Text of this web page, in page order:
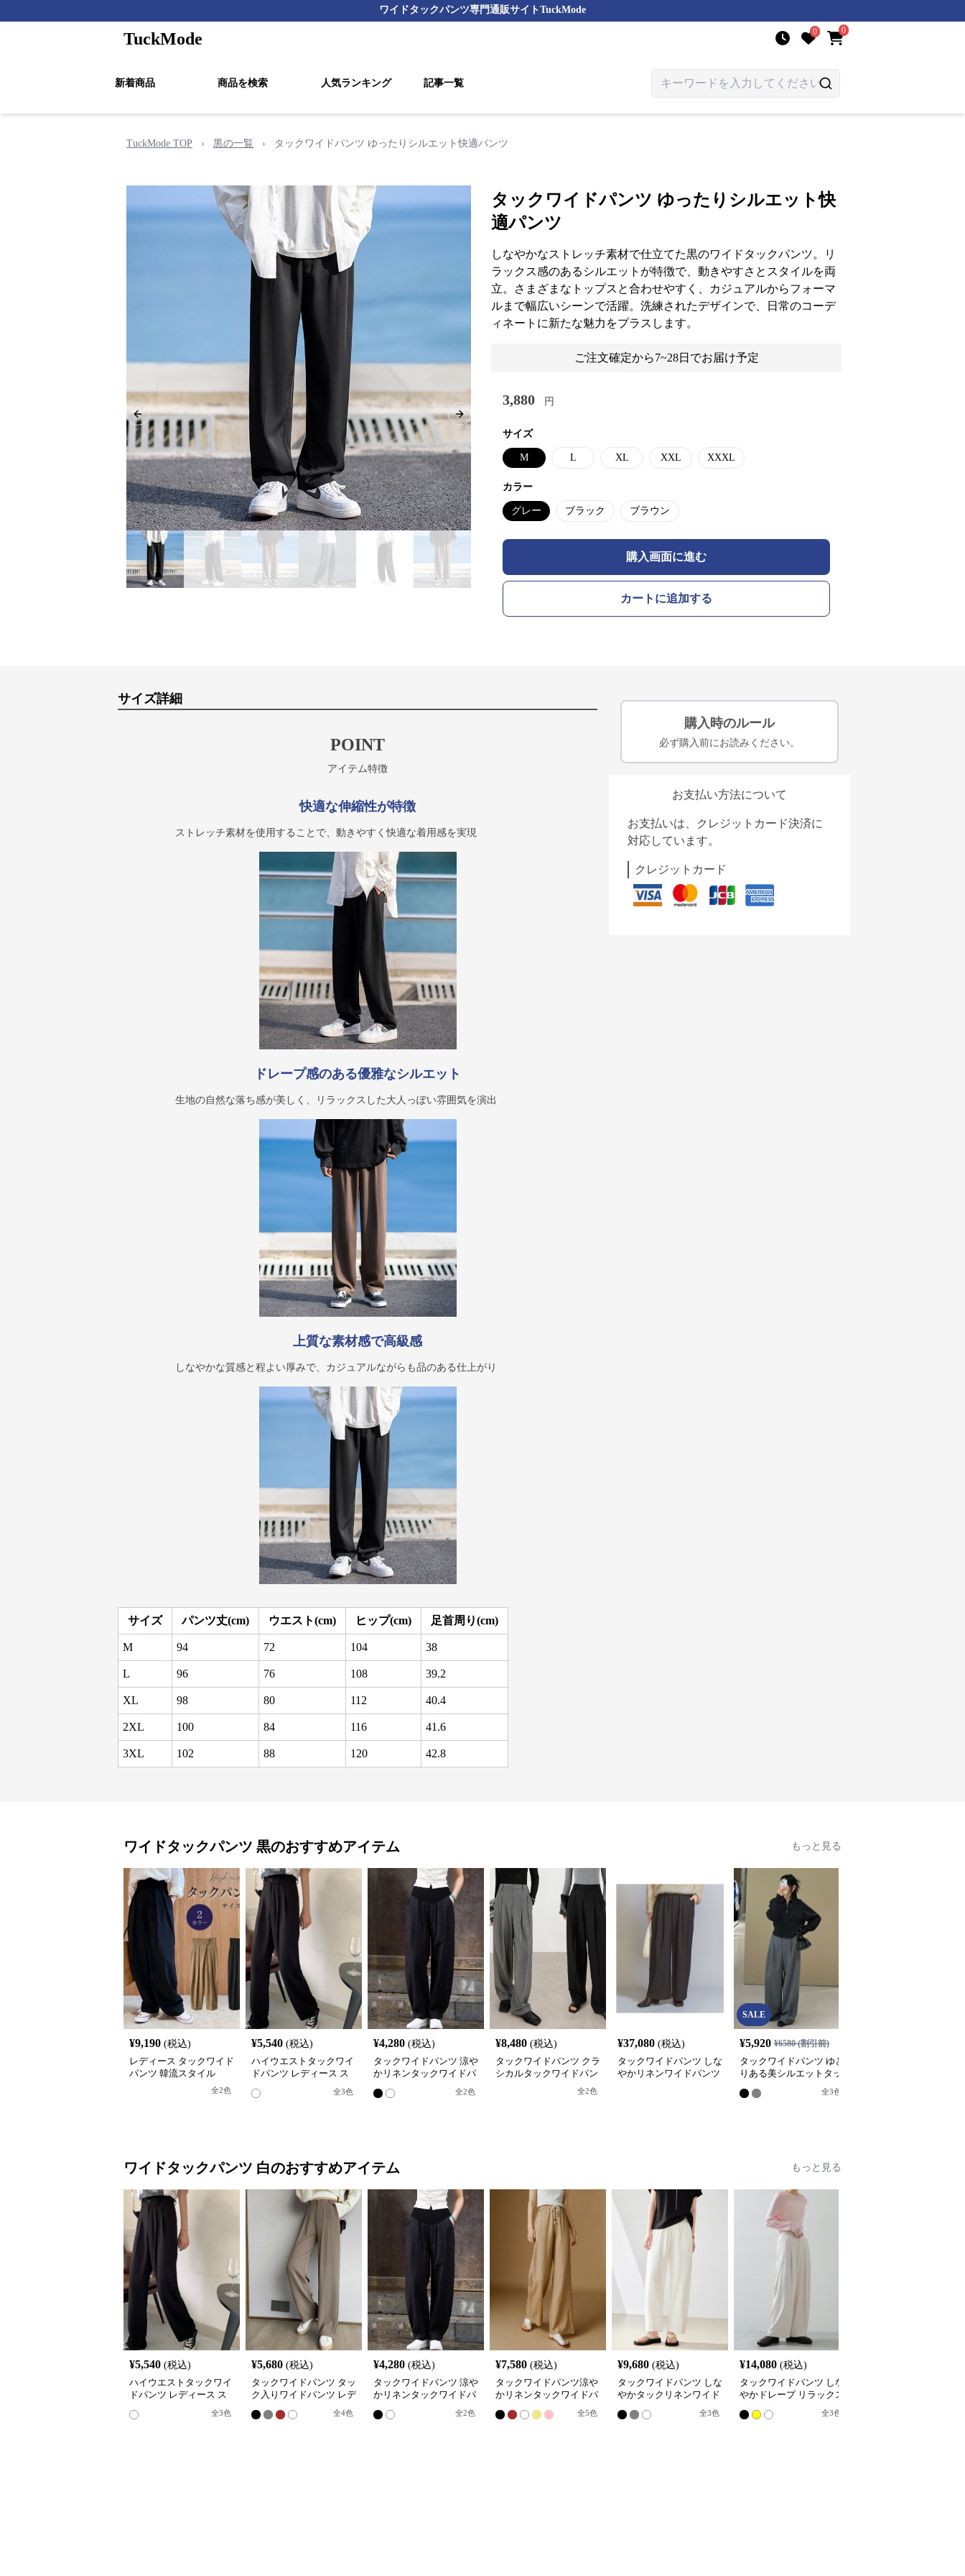
ワイドタックパンツ専門通販サイトTuckMode
TuckMode 0 0
新着商品 商品を検索 人気ランキング 記事一覧
TuckMode TOP › 黒の一覧 › タックワイドパンツ ゆったりシルエット快適パンツ
Previous slide Next slide
タックワイドパンツ ゆったりシルエット快
適パンツ
しなやかなストレッチ素材で仕立てた黒のワイドタックパンツ。リ
ラックス感のあるシルエットが特徴で、動きやすさとスタイルを両
立。さまざまなトップスと合わせやすく、カジュアルからフォーマ
ルまで幅広いシーンで活躍。洗練されたデザインで、日常のコーデ
ィネートに新たな魅力をプラスします。
ご注文確定から7~28日でお届け予定
3,880 円
サイズ
M L XL XXL XXXL
カラー
グレー ブラック ブラウン
購入画面に進む
カートに追加する
サイズ詳細
POINT
アイテム特徴
快適な伸縮性が特徴
ストレッチ素材を使用することで、動きやすく快適な着用感を実現
ドレープ感のある優雅なシルエット
生地の自然な落ち感が美しく、リラックスした大人っぽい雰囲気を演出
上質な素材感で高級感
しなやかな質感と程よい厚みで、カジュアルながらも品のある仕上がり
サイズ パンツ丈(cm) ウエスト(cm) ヒップ(cm) 足首周り(cm)
M 94 72 104 38
L 96 76 108 39.2
XL 98 80 112 40.4
2XL 100 84 116 41.6
3XL 102 88 120 42.8
購入時のルール
必ず購入前にお読みください。
お支払い方法について
お支払いは、クレジットカード決済に
対応しています。
クレジットカード
ワイドタックパンツ 黒のおすすめアイテム もっと見る
¥9,190 (税込)
レディース タックワイド
パンツ 韓流スタイル
全2色
¥5,540 (税込)
ハイウエストタックワイ
ドパンツ レディース ス
全3色
¥4,280 (税込)
タックワイドパンツ 涼や
かリネンタックワイドパ
全2色
¥8,480 (税込)
タックワイドパンツ クラ
シカルタックワイドパン
全2色
¥37,080 (税込)
タックワイドパンツ しな
やかリネンワイドパンツ
SALE
¥5,920 ¥6580(割引前)
タックワイドパンツ ゆと
りある美シルエットタッ
全3色
ワイドタックパンツ 白のおすすめアイテム もっと見る
¥5,540 (税込)
ハイウエストタックワイ
ドパンツ レディース ス
全3色
¥5,680 (税込)
タックワイドパンツ タッ
ク入りワイドパンツ レデ
ィース ハイウエスト
全4色
¥4,280 (税込)
タックワイドパンツ 涼や
かリネンタックワイドパ
全2色
¥7,580 (税込)
タックワイドパンツ涼や
かリネンタックワイドパ
全5色
¥9,680 (税込)
タックワイドパンツ しな
やかタックリネンワイド
全3色
¥14,080 (税込)
タックワイドパンツ しな
やかドレープ リラックス
全3色